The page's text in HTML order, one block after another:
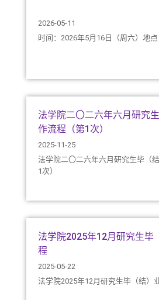
2026-05-11
时间：2026年5月16日（周六）地
法学院二〇二六年六月研究
作流程（第1次）
2025-11-25
法学院二〇二六年六月研究生毕（
1次）
法学院2025年12月研究生毕
程
2025-05-22
法学院2025年12月研究生毕（结）